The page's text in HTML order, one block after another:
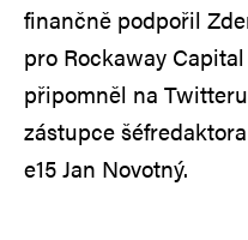
finančně podpořil
pro Rockaway
připomněl na
zástupce
e15 Jan Novotný.